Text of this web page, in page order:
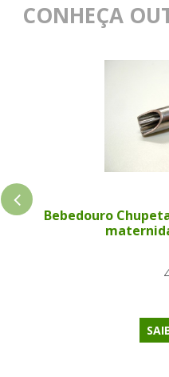
CONHEÇA
Bebedouro